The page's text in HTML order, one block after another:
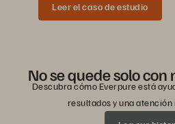
Leer el caso de estudio
No se quede solo
Descubra cómo Everpure está
resultados y una atención